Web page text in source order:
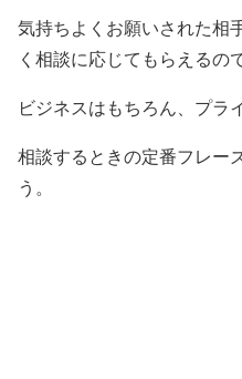
気持ちよくお願いされた相
く相談に応じてもらえるの
ビジネスはもちろん、プラ
相談するときの定番フレー
う。